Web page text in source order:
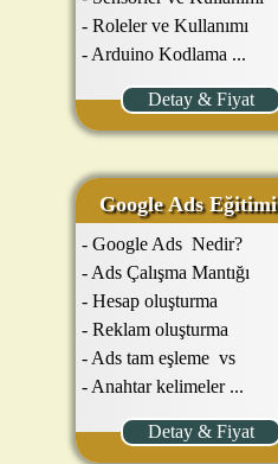
- Roleler ve Kullanımı
- Arduino Kodlama ...
Detay & Fiyat
Google Ads Eğitimi
- Google Ads Nedir?
- Ads Çalışma Mantığı
- Hesap oluşturma
- Reklam oluşturma
- Ads tam eşleme vs
- Anahtar kelimeler ...
Detay & Fiyat